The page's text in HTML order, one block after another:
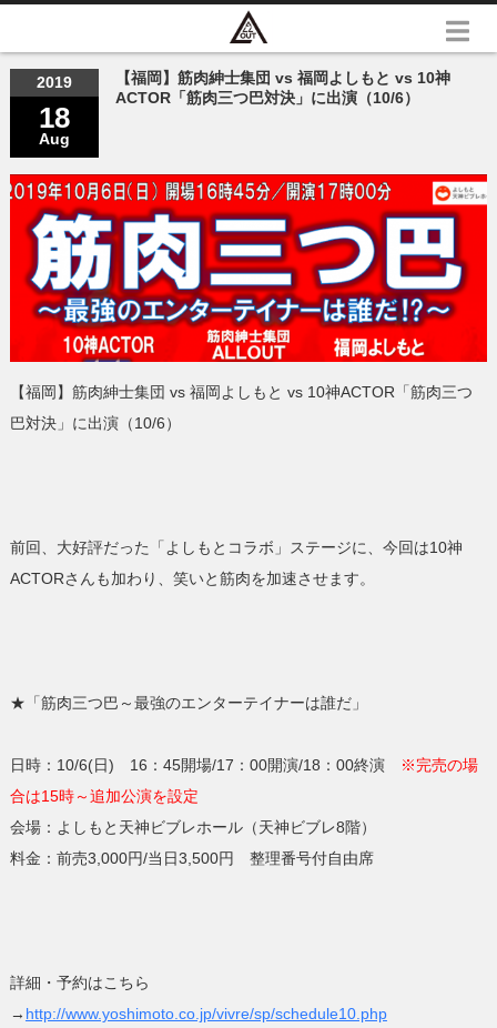
2019
18
Aug
【福岡】筋肉紳士集団 vs 福岡よしもと vs 10神
ACTOR「筋肉三つ巴対決」に出演（10/6）
【福岡】筋肉紳士集団 vs 福岡よしもと vs 10神ACTOR「筋肉三つ
巴対決」に出演（10/6）
前回、大好評だった「よしもとコラボ」ステージに、今回は10神
ACTORさんも加わり、笑いと筋肉を加速させます。
★「筋肉三つ巴～最強のエンターテイナーは誰だ」
日時：10/6(日) 16：45開場/17：00開演/18：00終演
※完売の場
合は15時～追加公演を設定
会場：よしもと天神ビブレホール（天神ビブレ8階）
料金：前売3,000円/当日3,500円 整理番号付自由席
詳細・予約はこちら
→ http://www.yoshimoto.co.jp/vivre/sp/schedule10.php